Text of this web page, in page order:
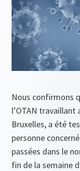
Nous confirmons
l’OTAN travaillant
Bruxelles, a été
personne
passées dans le
fin de la semaine